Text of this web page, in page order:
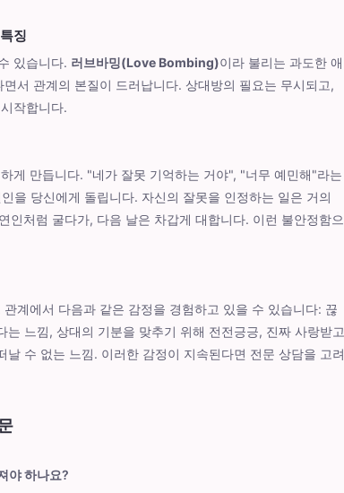
징
있습니다. 러브바밍(Love Bombing)이라 불리는 과도한 애
서 관계의 본질이 드러납니다. 상대방의 필요는 무시되고,
작합니다.
게 만듭니다. "네가 잘못 기억하는 거야", "너무 예민해"라는
을 당신에게 돌립니다. 자신의 잘못을 인정하는 일은 거의
인처럼 굴다가, 다음 날은 차갑게 대합니다. 이런 불안정함으
계에서 다음과 같은 감정을 경험하고 있을 수 있습니다: 끊
느낌, 상대의 기분을 맞추기 위해 전전긍긍, 진짜 사랑받고
수 없는 느낌. 이러한 감정이 지속된다면 전문 상담을 고려
야 하나요?